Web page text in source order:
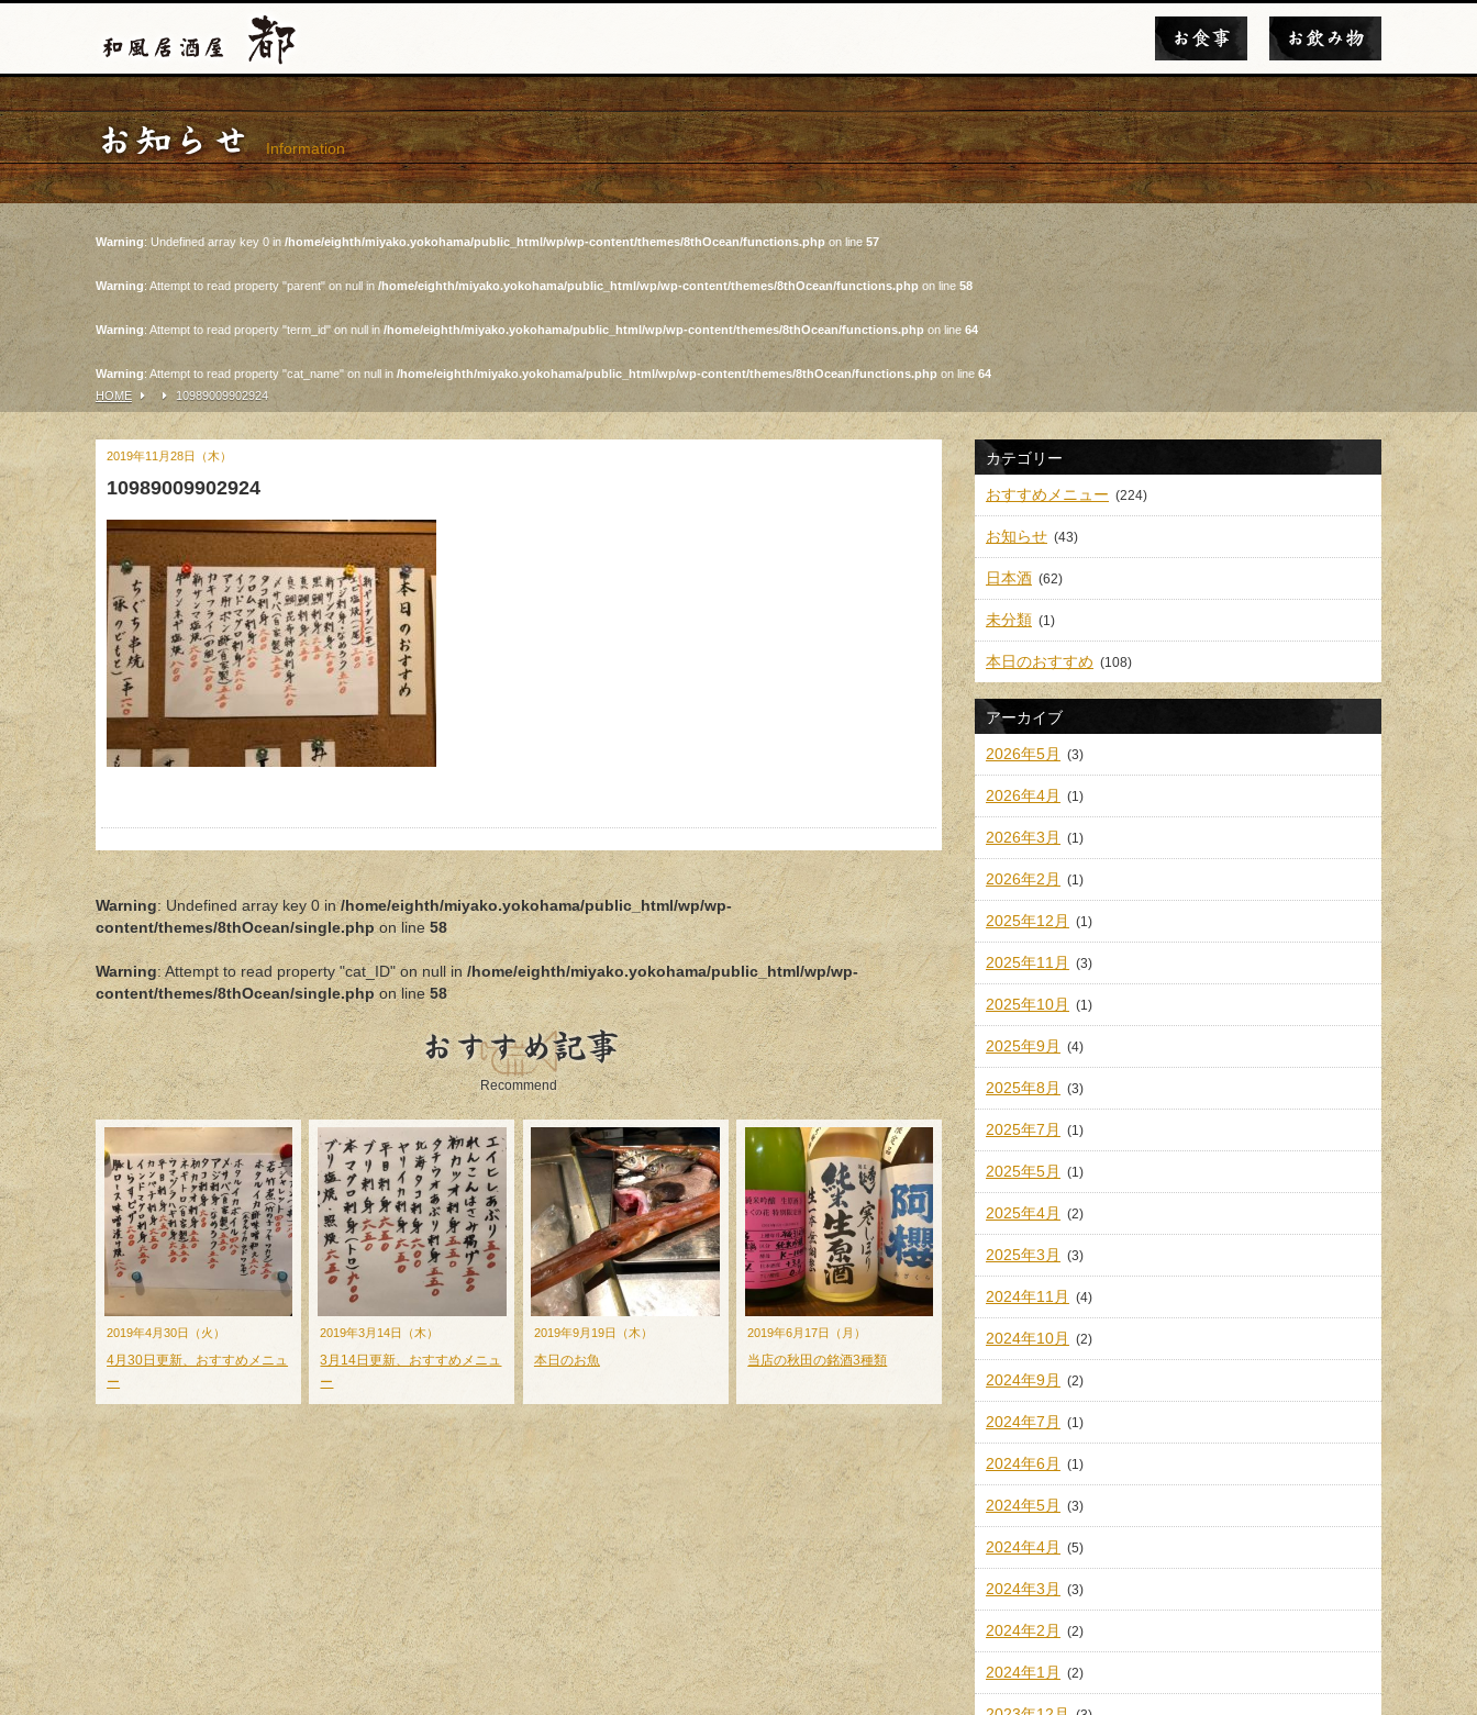
お食事 お飲み物
お知らせ Information
Warning: Undefined array key 0 in /home/eighth/miyako.yokohama/public_html/wp/wp-content/themes/8thOcean/functions.phpon line57
Warning: Attempt to read property "parent" on null in/home/eighth/miyako.yokohama/public_html/wp/wp-content/themes/8thOcean/functions.php on line 58
Warning: Attempt to read property "term_id" on null in/home/eighth/miyako.yokohama/public_html/wp/wp-content/themes/8thOcean/functions.php on line 64
Warning: Attempt to read property "cat_name" on null in /home/eighth/miyako.yokohama/public_html/wp/wp-content/themes/8thOcean/functions.php on line 64
HOME
10989009902924
2019年11月28日（木）
10989009902924
Warning: Undefined array key 0 in/home/eighth/miyako.yokohama/public_html/wp/wp-
content/themes/8thOcean/single.phpon line58
Warning: Attempt to read property "cat_ID" on null in /home/eighth/miyako.yokohama/public_html/wp/wp-
content/themes/8thOcean/single.phpon line58
おすすめ記事
Recommend
2019年4月30日（火）
4月30日更新、おすすめメニュ
ー
2019年3月14日（木）
3月14日更新、おすすめメニュ
ー
2019年9月19日（木）
本日のお魚
2019年6月17日（月）
当店の秋田の銘酒3種類
カテゴリー
おすすめメニュー (224)
お知らせ (43)
日本酒 (62)
未分類 (1)
本日のおすすめ (108)
アーカイブ
2026年5月 (3)
2026年4月 (1)
2026年3月 (1)
2026年2月 (1)
2025年12月 (1)
2025年11月 (3)
2025年10月 (1)
2025年9月 (4)
2025年8月 (3)
2025年7月 (1)
2025年5月 (1)
2025年4月 (2)
2025年3月 (3)
2024年11月 (4)
2024年10月 (2)
2024年9月 (2)
2024年7月 (1)
2024年6月 (1)
2024年5月 (3)
2024年4月 (5)
2024年3月 (3)
2024年2月 (2)
2024年1月 (2)